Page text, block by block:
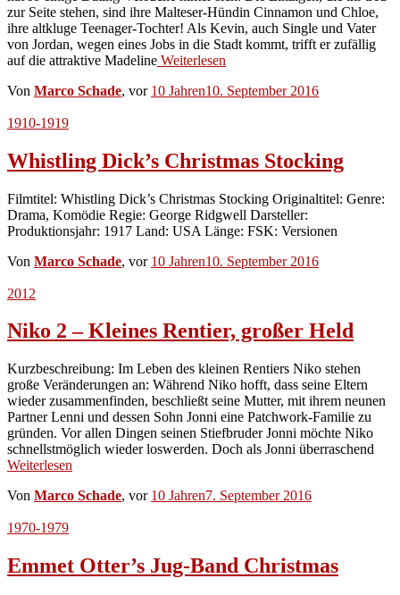
zur Seite stehen, sind ihre Malteser-Hündin Cinnamon und Chloe,
ihre altkluge Teenager-Tochter! Als Kevin, auch Single und Vater
von Jordan, wegen eines Jobs in die Stadt kommt, trifft er zufällig
auf die attraktive Madeline Weiterlesen
Von Marco Schade, vor 10 Jahren10. September 2016
1910-1919
Whistling Dick’s Christmas Stocking
Filmtitel: Whistling Dick’s Christmas Stocking Originaltitel: Genre:
Drama, Komödie Regie: George Ridgwell Darsteller:
Produktionsjahr: 1917 Land: USA Länge: FSK: Versionen
Von Marco Schade, vor 10 Jahren10. September 2016
2012
Niko 2 – Kleines Rentier, großer Held
Kurzbeschreibung: Im Leben des kleinen Rentiers Niko stehen
große Veränderungen an: Während Niko hofft, dass seine Eltern
wieder zusammenfinden, beschließt seine Mutter, mit ihrem neunen
Partner Lenni und dessen Sohn Jonni eine Patchwork-Familie zu
gründen. Vor allen Dingen seinen Stiefbruder Jonni möchte Niko
schnellstmöglich wieder loswerden. Doch als Jonni überraschend
Weiterlesen
Von Marco Schade, vor 10 Jahren7. September 2016
1970-1979
Emmet Otter’s Jug-Band Christmas